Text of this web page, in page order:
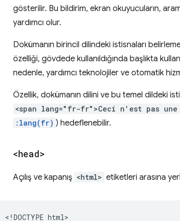
gösterilir. Bu bildirim, ekran okuyucuların,
yardımcı olur.
Dokümanın birincil dilindeki istisnaları
özelliği, gövdede kullanıldığında başlıkta
nedenle, yardımcı teknolojiler ve otomatik
Özellik, dokümanın dilini ve bu temel dildeki
<span lang="fr-fr">Ceci n'est pas une
:lang(fr) ) hedeflenebilir.
<head>
Açılış ve kapanış <html> etiketleri arasına
<!DOCTYPE html>